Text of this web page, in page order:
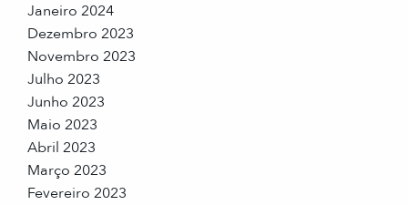
Janeiro 2024
Dezembro 2023
Novembro 2023
Julho 2023
Junho 2023
Maio 2023
Abril 2023
Março 2023
Fevereiro 2023